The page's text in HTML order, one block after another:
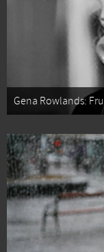
Gena Rowlands: